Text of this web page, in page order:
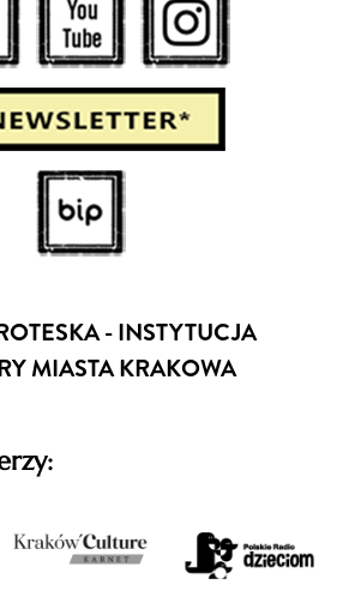
- INSTYTUCJA
MIASTA KRAKOWA